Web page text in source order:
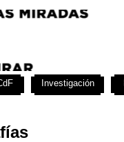
Investigación